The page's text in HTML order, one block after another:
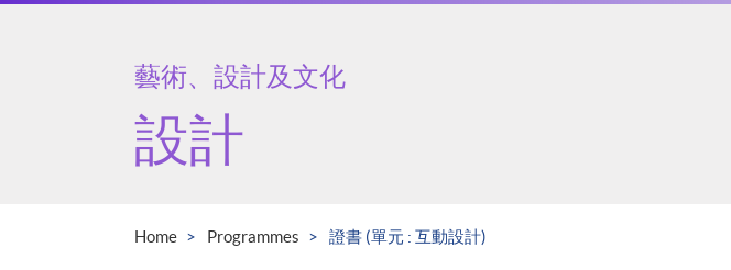
Main
藝術、設計及文化
設計
Home Programmes 證書 (單元 : 互動設計)